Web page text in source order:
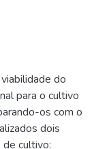
do
para o cultivo
os com o
dois
cultivo: